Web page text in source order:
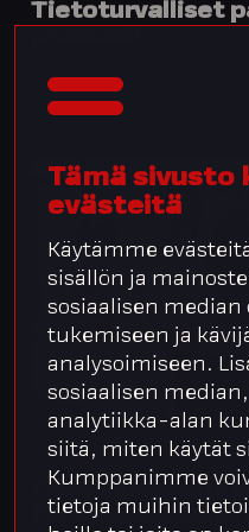
Tämä sivusto
evästeitä
Käytämme
sisällön ja
sosiaalisen
tukemiseen ja
analysoimiseen.
sosiaalisen
analytiikka-alan
siitä, miten käytät
Kumppanimme
tietoja muihin
Tietoturvalliset
Fastems
Palkkaulkoistus
Palvelualustalla